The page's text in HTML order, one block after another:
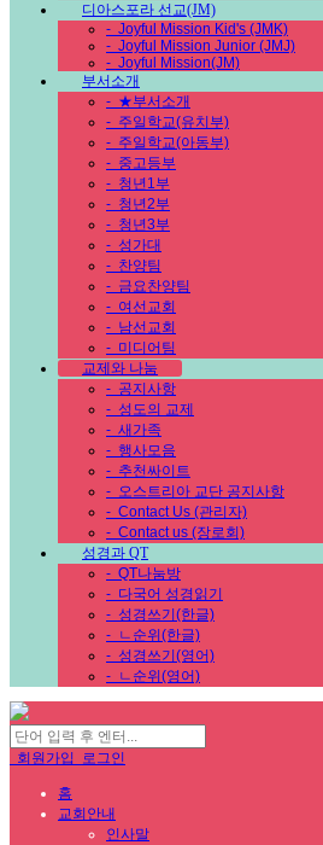
디아스포라 선교(JM)
- Joyful Mission Kid's (JMK)
- Joyful Mission Junior (JMJ)
- Joyful Mission(JM)
부서소개
- ★부서소개
- 주일학교(유치부)
- 주일학교(아동부)
- 중고등부
- 청년1부
- 청년2부
- 청년3부
- 성가대
- 찬양팀
- 금요찬양팀
- 여선교회
- 남선교회
- 미디어팀
교제와 나눔
- 공지사항
- 성도의 교제
- 새가족
- 행사모음
- 추천싸이트
- 오스트리아 교단 공지사항
- Contact Us (관리자)
- Contact us (장로회)
성경과 QT
- QT나눔방
- 다국어 성경읽기
- 성경쓰기(한글)
- ㄴ순위(한글)
- 성경쓰기(영어)
- ㄴ순위(영어)
회원가입 로그인
홈
교회안내
인사말